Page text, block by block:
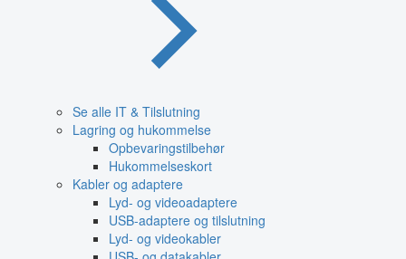
Se alle IT & Tilslutning
Lagring og hukommelse
Opbevaringstilbehør
Hukommelseskort
Kabler og adaptere
Lyd- og videoadaptere
USB-adaptere og tilslutning
Lyd- og videokabler